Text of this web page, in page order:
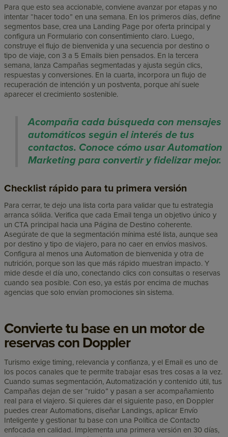
Para que esto sea accionable, conviene avanzar por etapas y no
intentar “hacer todo” en una semana. En los primeros días, define
segmentos base, crea una Landing Page por oferta principal y
configura un Formulario con consentimiento claro. Luego,
construye el flujo de bienvenida y una secuencia por destino o
tipo de viaje, con 3 a 5 Emails bien pensados. En la tercera
semana, lanza Campañas segmentadas y ajusta según clics,
respuestas y conversiones. En la cuarta, incorpora un flujo de
recuperación de intención y un postventa, porque ahí suele
aparecer el crecimiento sostenible.
Acompaña cada búsqueda con mensajes
automáticos según el interés de tus
contactos. Conoce cómo usar Automation
Marketing para convertir y fidelizar mejor.
Checklist rápido para tu primera versión
Para cerrar, te dejo una lista corta para validar que tu estrategia
arranca sólida. Verifica que cada Email tenga un objetivo único y
un CTA principal hacia una Página de Destino coherente.
Asegúrate de que la segmentación mínima esté lista, aunque sea
por destino y tipo de viajero, para no caer en envíos masivos.
Configura al menos una Automation de bienvenida y otra de
nutrición, porque son las que más rápido muestran impacto. Y
mide desde el día uno, conectando clics con consultas o reservas
cuando sea posible. Con eso, ya estás por encima de muchas
agencias que solo envían promociones sin sistema.
Convierte tu base en un motor de
reservas con Doppler
Turismo exige timing, relevancia y confianza, y el Email es uno de
los pocos canales que te permite trabajar esas tres cosas a la vez.
Cuando sumas segmentación, Automatización y contenido útil, tus
Campañas dejan de ser “ruido” y pasan a ser acompañamiento
real para el viajero. Si quieres dar el siguiente paso, en Doppler
puedes crear Automations, diseñar Landings, aplicar Envío
Inteligente y gestionar tu base con una Política de Contacto
enfocada en calidad. Implementa una primera versión en 30 días,